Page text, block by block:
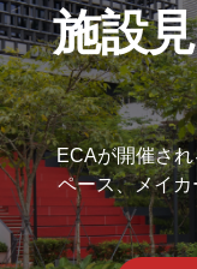
施設
ECAが開催さ
ペース、メイ